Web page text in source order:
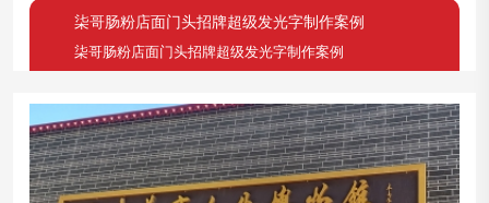
柒哥肠粉店面门头招牌超级发光字制作案例
柒哥肠粉店面门头招牌超级发光字制作案例